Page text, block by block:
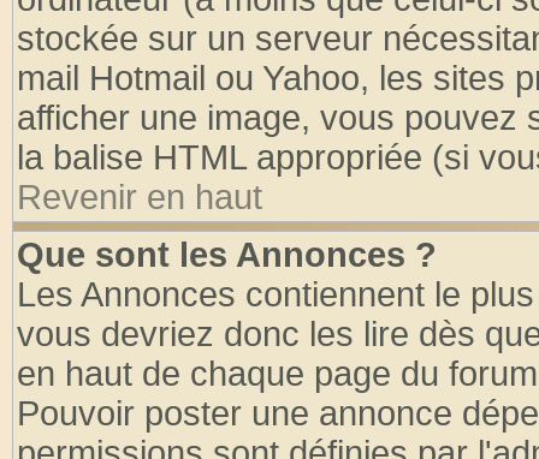
stockée sur un serveur
mail Hotmail ou Yahoo, les sites
afficher une image, vous pouvez
la balise HTML appropriée (si
Revenir en haut
Que sont les Annonces ?
Les Annonces contiennent le
vous devriez donc les lire dès
en haut de chaque page du
Pouvoir poster une annonce